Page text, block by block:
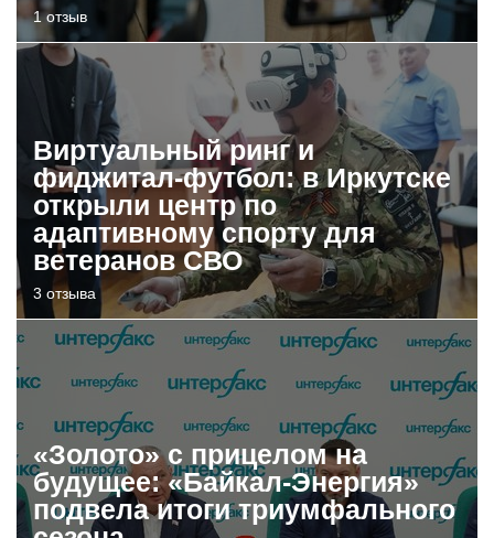
1 отзыв
Виртуальный ринг и
фиджитал-футбол: в Иркутске
открыли центр по
адаптивному спорту для
ветеранов СВО
3 отзыва
«Золото» с прицелом на
будущее: «Байкал-Энергия»
подвела итоги триумфального